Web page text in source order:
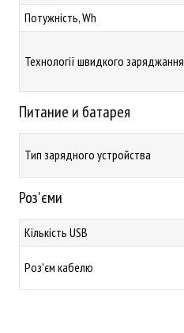
Потужність, Wh
Технології швидкого заряджання
Питание и батарея
Тип зарядного устройства
Роз'єми
Кількість USB
Роз'єм кабелю